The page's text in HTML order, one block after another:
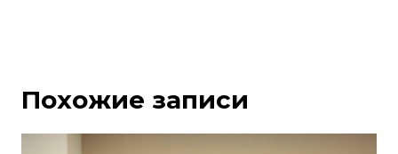
Похожие записи